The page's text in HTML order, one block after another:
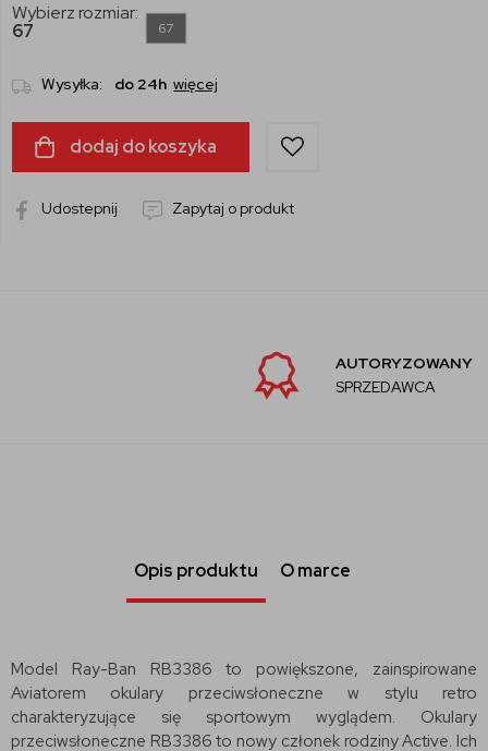
Wybierz rozmiar:
67
67
Wysyłka: do 24h więcej
dodaj do koszyka
Udostepnij Zapytaj o produkt
AUTORYZOWANY
SPRZEDAWCA
Opis produktu O marce
Model Ray-Ban RB3386 to powiększone, zainspirowane
Aviatorem okulary przeciwsłoneczne w stylu retro
charakteryzujące się sportowym wyglądem. Okulary
przeciwsłoneczne RB3386 to nowy członek rodziny Active. Ich